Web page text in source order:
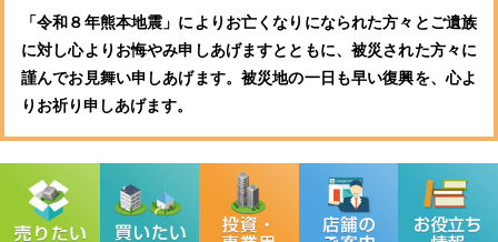
「令和８年熊本地震」によりお亡くなりになられた方々とご遺族
に対し心よりお悔やみ申しあげますとともに、被災された方々に
謹んでお見舞い申しあげます。被災地の一日も早い復興を、心よ
りお祈り申しあげます。